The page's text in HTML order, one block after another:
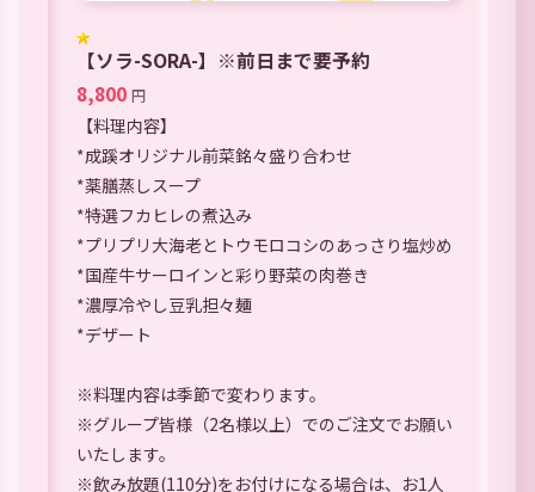
【ソラ-SORA-】※前日まで要予約
8,800 円
【料理内容】
*成蹊オリジナル前菜銘々盛り合わせ
*薬膳蒸しスープ
*特選フカヒレの煮込み
*プリプリ大海老とトウモロコシのあっさり塩炒め
*国産牛サーロインと彩り野菜の肉巻き
*濃厚冷やし豆乳担々麺
*デザート
※料理内容は季節で変わります。
※グループ皆様（2名様以上）でのご注文でお願い
いたします。
※飲み放題(110分)をお付けになる場合は、お1人